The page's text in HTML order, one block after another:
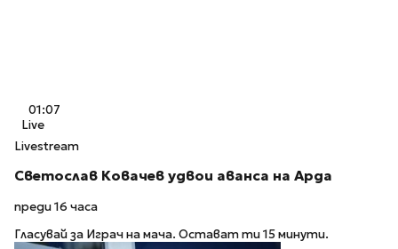
01:07
Live
Livestream
Светослав Ковачев удвои аванса на Арда
преди 16 часа
Гласувай за Играч на мача. Остават ти 15 минути.